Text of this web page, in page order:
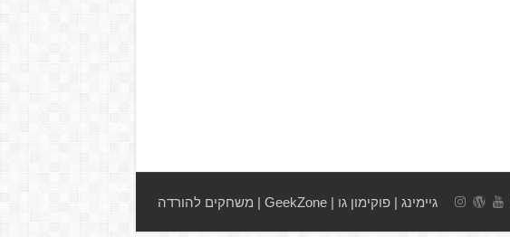
גיימינג |פוקימון גו |
GeekZone
| משחקים להורדה